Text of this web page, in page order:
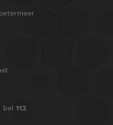
bel 113